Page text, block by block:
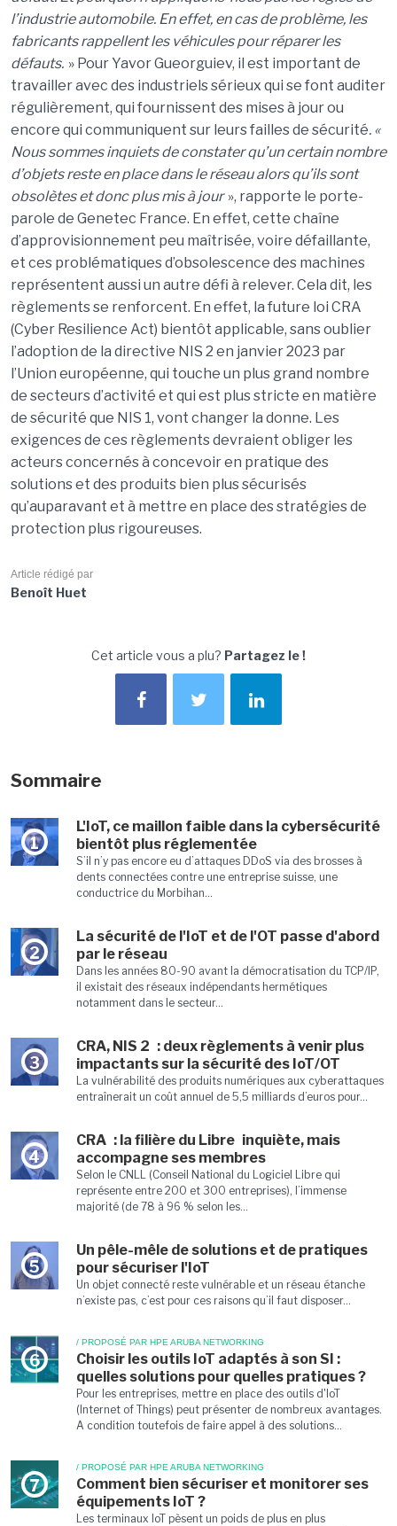
l’industrie automobile. En effet, en cas de problème, les
fabricants rappellent les véhicules pour réparer les
défauts.» Pour Yavor Gueorguiev, il est important de
travailler avec des industriels sérieux qui se font auditer
régulièrement, qui fournissent des mises à jour ou
encore qui communiquent sur leurs failles de sécurité. «
Nous sommes inquiets de constater qu’un certain nombre
d’objets reste en place dans le réseau alors qu’ils sont
obsolètes et donc plus mis à jour », rapporte le porte-
parole de Genetec France. En effet, cette chaîne
d’approvisionnement peu maîtrisée, voire défaillante,
et ces problématiques d’obsolescence des machines
représentent aussi un autre défi à relever. Cela dit, les
règlements se renforcent. En effet, la future loi CRA
(Cyber Resilience Act) bientôt applicable, sans oublier
l’adoption de la directive NIS 2 en janvier 2023 par
l’Union européenne, qui touche un plus grand nombre
de secteurs d’activité et qui est plus stricte en matière
de sécurité que NIS 1, vont changer la donne. Les
exigences de ces règlements devraient obliger les
acteurs concernés à concevoir en pratique des
solutions et des produits bien plus sécurisés
qu’auparavant et à mettre en place des stratégies de
protection plus rigoureuses.
Article rédigé par
Benoît Huet
Cet article vous a plu? Partagez le !
Sommaire
1
L'IoT, ce maillon faible dans la cybersécurité
bientôt plus réglementée
S’il n’y pas encore eu d’attaques DDoS via des brosses à
dents connectées contre une entreprise suisse, une
conductrice du Morbihan...
2
La sécurité de l'IoT et de l'OT passe d'abord
par le réseau
Dans les années 80-90 avant la démocratisation du TCP/IP,
il existait des réseaux indépendants hermétiques
notamment dans le secteur...
3
CRA, NIS 2 : deux règlements à venir plus
impactants sur la sécurité des IoT/OT
La vulnérabilité des produits numériques aux cyberattaques
entraînerait un coût annuel de 5,5 milliards d’euros pour...
4
CRA : la filière du Libre inquiète, mais
accompagne ses membres
Selon le CNLL (Conseil National du Logiciel Libre qui
représente entre 200 et 300 entreprises), l’immense
majorité (de 78 à 96 % selon les...
5
Un pêle-mêle de solutions et de pratiques
pour sécuriser l'IoT
Un objet connecté reste vulnérable et un réseau étanche
n’existe pas, c’est pour ces raisons qu’il faut disposer...
6
/ PROPOSÉ PAR HPE ARUBA NETWORKING
Choisir les outils IoT adaptés à son SI :
quelles solutions pour quelles pratiques ?
Pour les entreprises, mettre en place des outils d'IoT
(Internet of Things) peut présenter de nombreux avantages.
A condition toutefois de faire appel à des solutions...
7
/ PROPOSÉ PAR HPE ARUBA NETWORKING
Comment bien sécuriser et monitorer ses
équipements IoT ?
Les terminaux IoT pèsent un poids de plus en plus